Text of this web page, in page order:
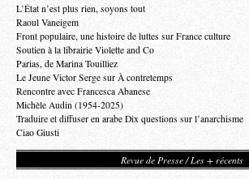
L’État n’est plus rien, soyons tout
Raoul Vaneigem
Front populaire, une histoire de luttes sur France culture
Soutien à la librairie Violette and Co
Parias, de Marina Touilliez
Le Jeune Victor Serge sur À contretemps
Rencontre avec Francesca Abanese
Michèle Audin (1954-2025)
Traduire et diffuser en arabe Dix questions sur l’anarchisme
Ciao Giusti
Revue de Presse / Les + récents